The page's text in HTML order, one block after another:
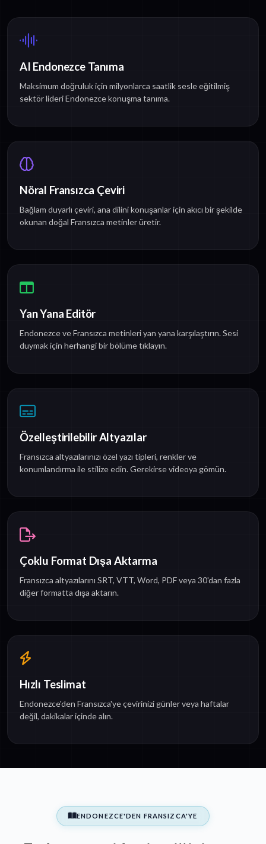
AI Endonezce Tanıma
Maksimum doğruluk için milyonlarca saatlik sesle eğitilmiş
sektör lideri Endonezce konuşma tanıma.
Nöral Fransızca Çeviri
Bağlam duyarlı çeviri, ana dilini konuşanlar için akıcı bir şekilde
okunan doğal Fransızca metinler üretir.
Yan Yana Editör
Endonezce ve Fransızca metinleri yan yana karşılaştırın. Sesi
duymak için herhangi bir bölüme tıklayın.
Özelleştirilebilir Altyazılar
Fransızca altyazılarınızı özel yazı tipleri, renkler ve
konumlandırma ile stilize edin. Gerekirse videoya gömün.
Çoklu Format Dışa Aktarma
Fransızca altyazılarını SRT, VTT, Word, PDF veya 30'dan fazla
diğer formatta dışa aktarın.
Hızlı Teslimat
Endonezce'den Fransızca'ye çevirinizi günler veya haftalar
değil, dakikalar içinde alın.
ENDONEZCE'DEN FRANSIZCA'YE